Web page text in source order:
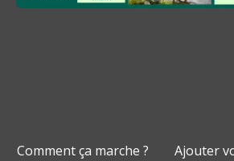
Comment ça marche ?
Ajouter